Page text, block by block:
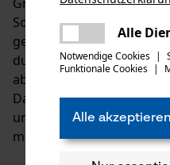
Sommermonate besser
geeignet sind, aber
durchgeführt. Nachdem
abgeworfen haben, ist es
Dadurch ist auch die
und Waldarbeiter können
marode Äste besser
Alle
Notwendige Cookies |
Funktionale Cookies |
Alle akzeptieren
Es ist ein Fehler
versuchen Sie
mail